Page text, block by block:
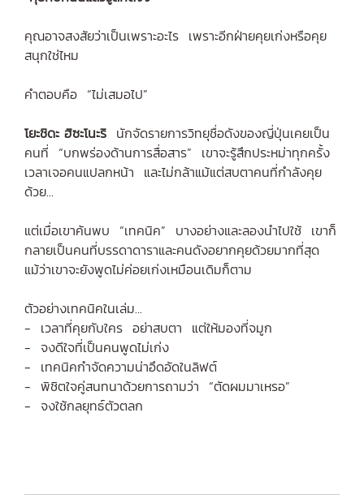
คุณอาจสงสัยว่าเป็นเพราะอะไร เพราะอีกฝ่ายคุยเก่งหรือคุย
สนุกใช่ไหม
คำตอบคือ “ไม่เสมอไป”
โยะชิดะ ฮิซะโนะริ นักจัดรายการวิทยุชื่อดังของญี่ปุ่นเคยเป็น
คนที่ “บกพร่องด้านการสื่อสาร” เขาจะรู้สึกประหม่าทุกครั้ง
เวลาเจอคนแปลกหน้า และไม่กล้าแม้แต่สบตาคนที่กำลังคุย
ด้วย...
แต่เมื่อเขาค้นพบ “เทคนิค” บางอย่างและลองนำไปใช้ เขาก็
กลายเป็นคนที่บรรดาดาราและคนดังอยากคุยด้วยมากที่สุด
แม้ว่าเขาจะยังพูดไม่ค่อยเก่งเหมือนเดิมก็ตาม
ตัวอย่างเทคนิคในเล่ม...
- เวลาที่คุยกับใคร อย่าสบตา แต่ให้มองที่จมูก
- จงดีใจที่เป็นคนพูดไม่เก่ง
- เทคนิคกำจัดความน่าอึดอัดในลิฟต์
- พิชิตใจคู่สนทนาด้วยการถามว่า “ตัดผมมาเหรอ”
- จงใช้กลยุทธ์ตัวตลก